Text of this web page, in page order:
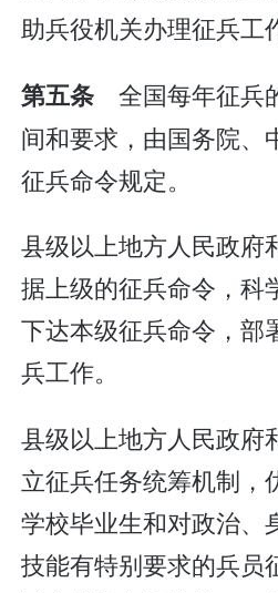
助兵役机关办理征兵工
第五条 全国每年征兵
间和要求，由国务院、
征兵命令规定。
县级以上地方人民政府
据上级的征兵命令，科
下达本级征兵命令，部
兵工作。
县级以上地方人民政府
立征兵任务统筹机制，
学校毕业生和对政治、
技能有特别要求的兵员